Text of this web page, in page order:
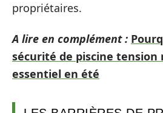
propriétaires.
A lire en complément :
sécurité de piscine tension
essentiel en été